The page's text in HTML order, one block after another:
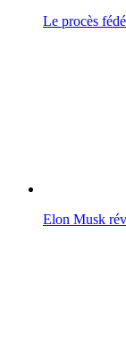
Le procès
Elon Musk